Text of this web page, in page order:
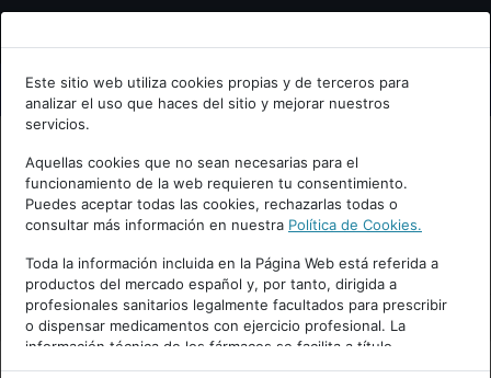
Bienvenid@ a psiquiatria.com
Escribe tu Email
Accede o regístrate con tu email.
Cancelar
Este sitio web utiliza cookies propias y de terceros para
analizar el uso que haces del sitio y mejorar nuestros
servicios.
Aquellas cookies que no sean necesarias para el
funcionamiento de la web requieren tu consentimiento.
Puedes aceptar todas las cookies, rechazarlas todas o
consultar más información en nuestra Política de Cookies.
Toda la información incluida en la Página Web está referida a
productos del mercado español y, por tanto, dirigida a
profesionales sanitarios legalmente facultados para prescribir
o dispensar medicamentos con ejercicio profesional. La
información técnica de los fármacos se facilita a título
meramente informativo, siendo responsabilidad de los